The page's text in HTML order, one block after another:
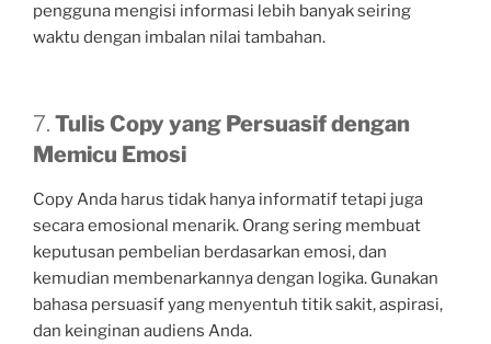
pengguna mengisi informasi lebih banyak seiring
waktu dengan imbalan nilai tambahan.
7. Tulis Copy yang Persuasif dengan
Memicu Emosi
Copy Anda harus tidak hanya informatif tetapi juga
secara emosional menarik. Orang sering membuat
keputusan pembelian berdasarkan emosi, dan
kemudian membenarkannya dengan logika. Gunakan
bahasa persuasif yang menyentuh titik sakit, aspirasi,
dan keinginan audiens Anda.